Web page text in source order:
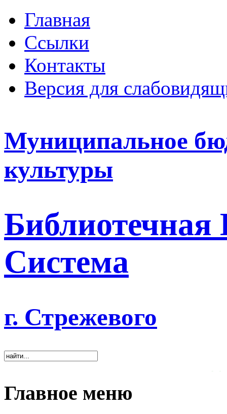
Главная
Ссылки
Контакты
Версия для
Муниципальное
культуры
Система
г. Стрежевого
Главное меню